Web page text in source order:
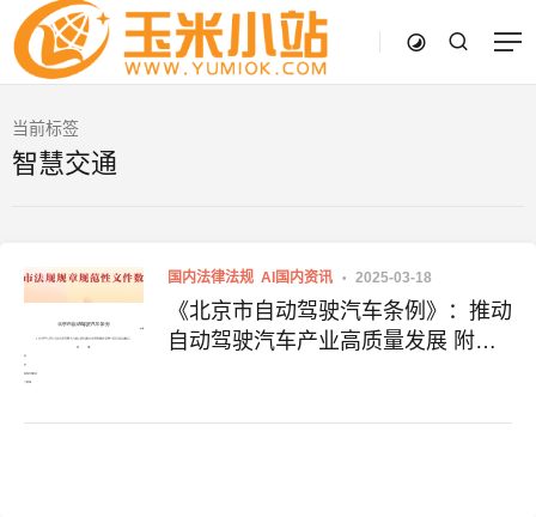
当前标签
智慧交通
国内法律法规 AI国内资讯 2025-03-18
《北京市自动驾驶汽车条例》：推动
自动驾驶汽车产业高质量发展 附原